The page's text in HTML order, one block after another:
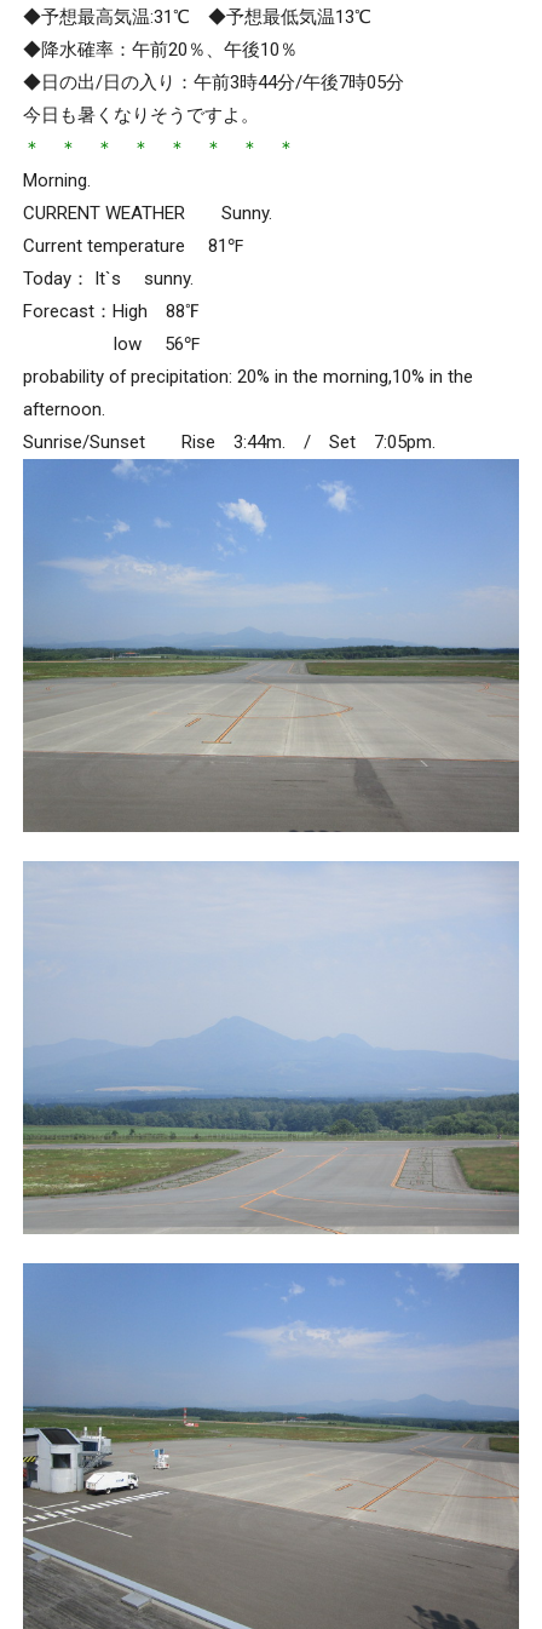
◆予想最高気温:31℃ ◆予想最低気温13℃
◆降水確率：午前20％、午後10％
◆日の出/日の入り：午前3時44分/午後7時05分
今日も暑くなりそうですよ。
＊ ＊ ＊ ＊ ＊ ＊ ＊ ＊
Morning.
CURRENT WEATHER Sunny.
Current temperature 81℉
Today： It`s sunny.
Forecast：High 88℉
low 56℉
probability of precipitation: 20% in the morning,10% in the
afternoon.
Sunrise/Sunset Rise 3:44m. / Set 7:05pm.